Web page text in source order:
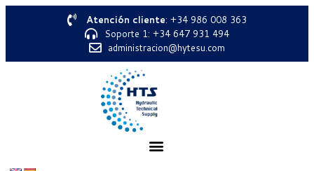
Atención cliente: +34 986 008 363
Soporte 1: +34 647 931 494
administracion@hytesu.com